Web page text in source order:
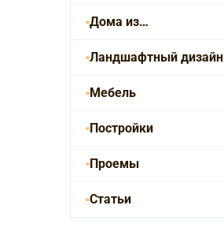
Дома из…
Ландшафтный дизайн
Мебель
Постройки
Проемы
Статьи